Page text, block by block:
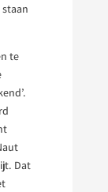
te
Dat